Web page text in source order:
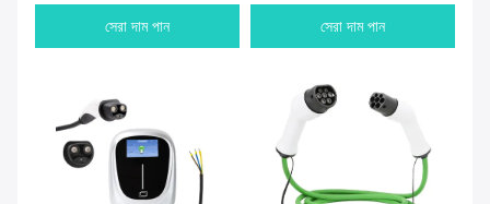
সেরা দাম পান সেরা দাম পান